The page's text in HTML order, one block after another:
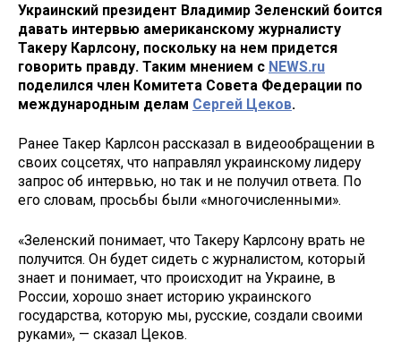
Украинский президент Владимир Зеленский боится
давать интервью американскому журналисту
Такеру Карлсону, поскольку на нем придется
говорить правду. Таким мнением с NEWS.ru
поделился член Комитета Совета Федерации по
международным делам Сергей Цеков.
Ранее Такер Карлсон рассказал в видеообращении в
своих соцсетях, что направлял украинскому лидеру
запрос об интервью, но так и не получил ответа. По
его словам, просьбы были «многочисленными».
«Зеленский понимает, что Такеру Карлсону врать не
получится. Он будет сидеть с журналистом, который
знает и понимает, что происходит на Украине, в
России, хорошо знает историю украинского
государства, которую мы, русские, создали своими
руками», — сказал Цеков.